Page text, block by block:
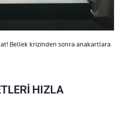
Bellek krizinden sonra anakartlara
HIZLA